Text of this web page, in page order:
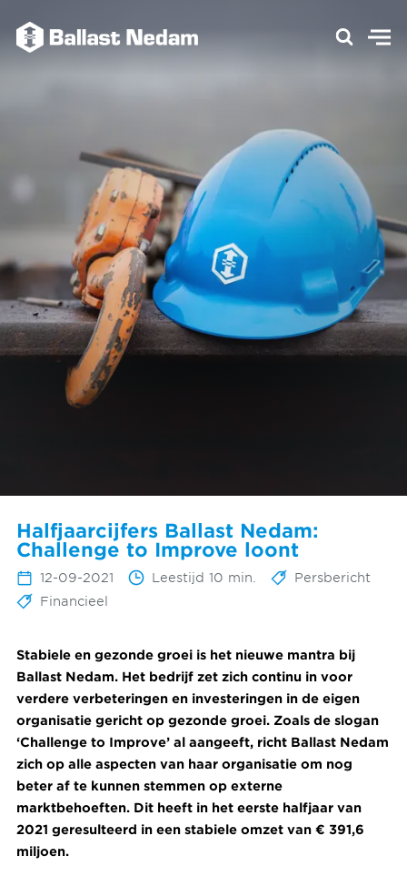
Halfjaarcijfers Ballast Nedam:
Challenge to Improve loont
12-09-2021 Leestijd 10 min.
Persbericht
Financieel
Stabiele en gezonde groei is het nieuwe mantra bij
Ballast Nedam. Het bedrijf zet zich continu in voor
verdere verbeteringen en investeringen in de eigen
organisatie gericht op gezonde groei. Zoals de slogan
‘Challenge to Improve’ al aangeeft, richt Ballast Nedam
zich op alle aspecten van haar organisatie om nog
beter af te kunnen stemmen op externe
marktbehoeften. Dit heeft in het eerste halfjaar van
2021 geresulteerd in een stabiele omzet van € 391,6
miljoen.